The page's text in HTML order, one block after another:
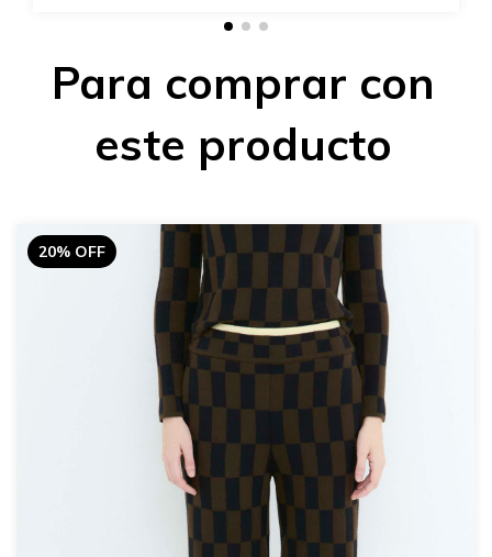
Para comprar con
este producto
20% OFF